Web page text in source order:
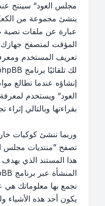
ينشئ مجموعة من
عبارة عن ملفات نصية
المؤقت لمتصفح
تعريف المستخدم
إنشاؤه عندما تطالع
العود“ ويستخدم
بقراءتها وبالتالي
تصفح ”منتديات مجلس
هذا المستند الذي
نجمع بها معلوماتك هي
يكون أحد هذه الأشياء